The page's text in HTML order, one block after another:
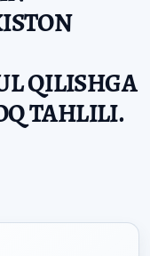
QILISHGA
TAHLILI.